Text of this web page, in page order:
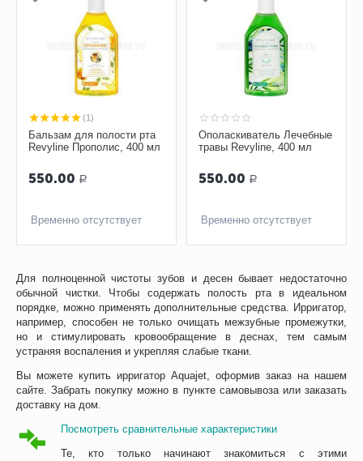
Для полноценной чистоты зубов и десен бывает недостаточно
обычной чистки. Чтобы содержать полость рта в идеальном
порядке, можно применять дополнительные средства. Ирригатор,
например, способен не только очищать межзубные промежутки,
но и стимулировать кровообращение в деснах, тем самым
устраняя воспаления и укрепляя слабые ткани.
Вы можете купить ирригатор Aquajet, оформив заказ на нашем
сайте. Забрать покупку можно в пункте самовывоза или заказать
доставку на дом.
Посмотреть сравнительные характеристики
Те, кто только начинают знакомиться с этими
(1)
Бальзам для полости рта
Revyline Прополис, 400 мл
550.00 Р
Временно отсутствует
Ополаскиватель Лечебные
травы Revyline, 400 мл
550.00 Р
Временно отсутствует